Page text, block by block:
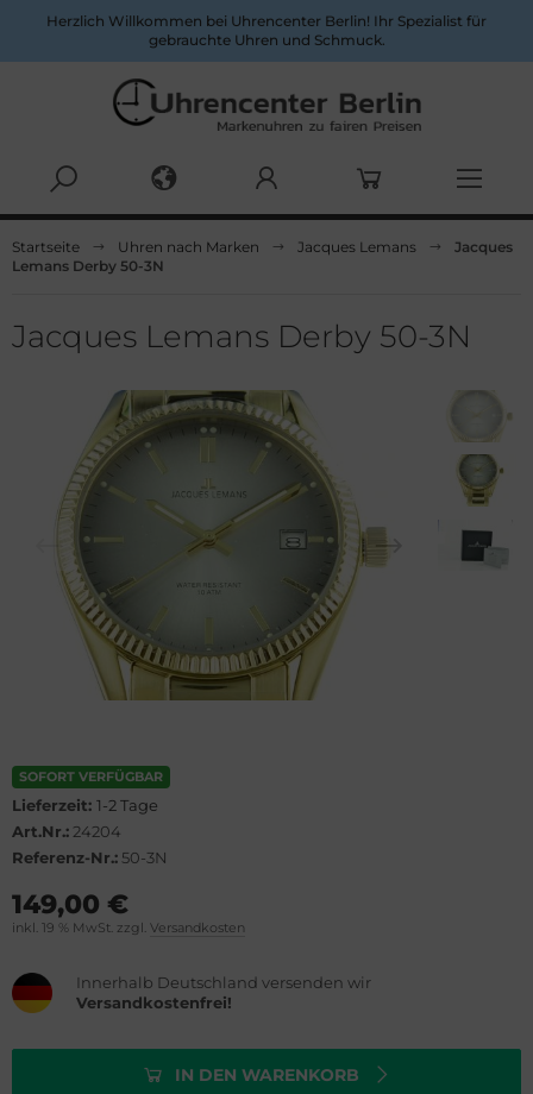
Herzlich Willkommen bei Uhrencenter Berlin! Ihr Spezialist für
gebrauchte Uhren und Schmuck.
Startseite Uhren nach Marken Jacques Lemans
Jacques
Lemans Derby 50-3N
Jacques Lemans Derby 50-3N
SOFORT VERFÜGBAR
Lieferzeit: 1-2 Tage
Art.Nr.: 24204
Referenz-Nr.: 50-3N
149,00 €
inkl. 19 % MwSt. zzgl. Versandkosten
Innerhalb Deutschland versenden wir
Versandkostenfrei!
IN DEN WARENKORB
Alles anzeigen aus Herrenuhren
& Mercier
Constant
Alles anzeigen aus Damenuhren
Lemans
LeCoultre
Lacroix